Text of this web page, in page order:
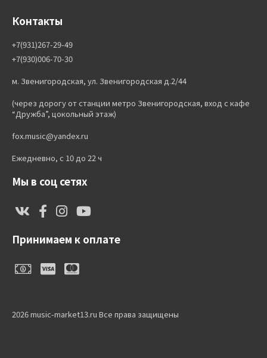
Контакты
+7(931)267-29-49
+7(930)006-70-30
м. Звенигородская, ул. Звенигородская д.2/44
(через дорогу от станции метро Звенигородская, вход с кафе
“Дружба”, цокольный этаж)
fox.music@yandex.ru
Ежедневно, с 10 до 22 ч
Мы в соц сетях
Принимаем к оплате
2026 music-market13.ru Все права защищены